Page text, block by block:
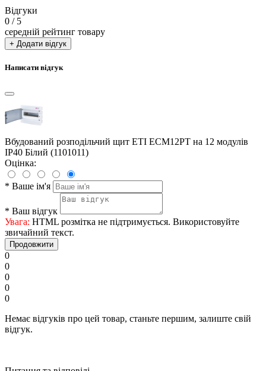
Відгуки
0 / 5
середній рейтинг товару
+ Додати відгук
Написати відгук
Вбудований розподільчий щит ETI ECM12PT на 12 модулів
IP40 Білий (1101011)
Оцінка:
* Ваше ім'я
* Ваш відгук
Увага: HTML розмітка не підтримується. Використовуйте
звичайний текст.
Продовжити
0
0
0
0
0
Немає відгуків про цей товар, станьте першим, залиште свій
відгук.